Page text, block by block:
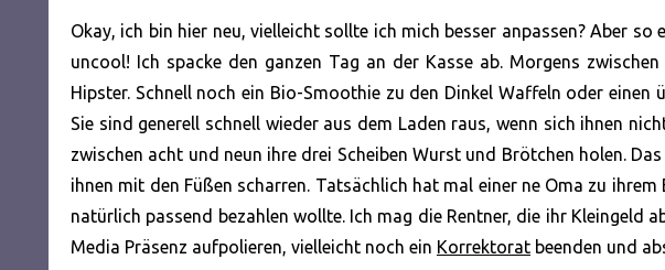
Okay, ich bin hier neu, vielleicht sollte ich mich besser anpassen? Aber so
uncool! Ich spacke den ganzen Tag an der Kasse ab. Morgens
Hipster. Schnell noch ein Bio-Smoothie zu den Dinkel Waffeln oder einen
Sie sind generell schnell wieder aus dem Laden raus, wenn sich ihnen
zwischen acht und neun ihre drei Scheiben Wurst und Brötchen holen.
ihnen mit den Füßen scharren. Tatsächlich hat mal einer ne Oma zu
natürlich passend bezahlen wollte. Ich mag die Rentner, die ihr Kleingeld
Media Präsenz aufpolieren, vielleicht noch ein Korrektorat beenden und